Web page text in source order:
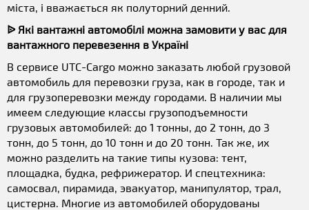
міста, і вважається як полуторний денний.
ᐉ Які вантажні автомобілі можна замовити у вас для
вантажного перевезення в Україні
В сервисе UTC-Cargo можно заказать любой грузовой
автомобиль для перевозки груза, как в городе, так и
для грузоперевозки между городами. В наличии мы
имеем следующие классы грузоподъемности
грузовых автомобилей: до 1 тонны, до 2 тонн, до 3
тонн, до 5 тонн, до 10 тонн и до 20 тонн. Так же, их
можно разделить на такие типы кузова: тент,
площадка, будка, рефрижератор. И спецтехника:
самосвал, пирамида, эвакуатор, манипулятор, трал,
цистерна. Многие из автомобилей оборудованы